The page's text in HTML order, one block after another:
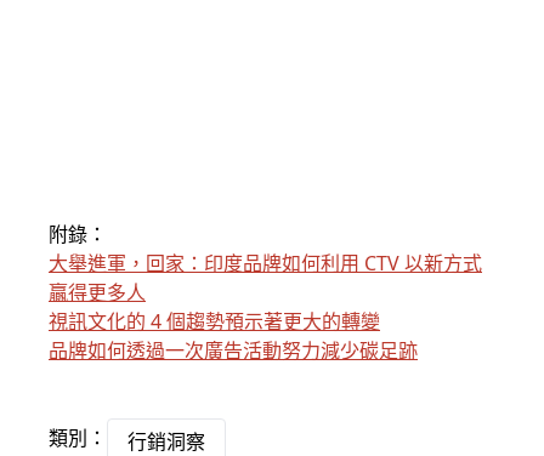
附錄：
大舉進軍，回家：印度品牌如何利用 CTV 以新方式
贏得更多人
視訊文化的 4 個趨勢預示著更大的轉變
品牌如何透過一次廣告活動努力減少碳足跡
類別： 行銷洞察